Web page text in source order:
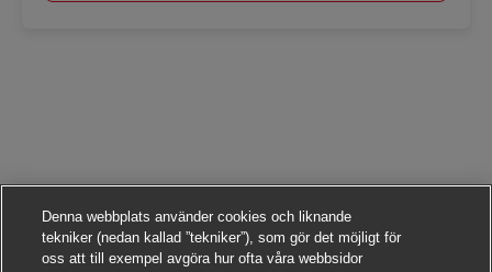
Denna webbplats använder cookies och liknande
tekniker (nedan kallad ”tekniker”), som gör det möjligt för
oss att till exempel avgöra hur ofta våra webbsidor